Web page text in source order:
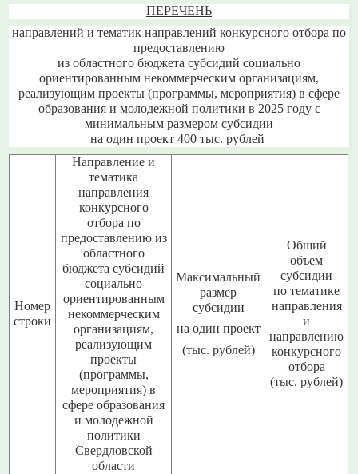
ПЕРЕЧЕНЬ
направлений и тематик направлений конкурсного отбора по
предоставлению
из областного бюджета субсидий социально
ориентированным некоммерческим организациям,
реализующим проекты (программы, мероприятия) в сфере
образования и молодежной политики в 2025 году с
минимальным размером субсидии
на один проект 400 тыс. рублей
Номер
строки
Направление и
тематика
направления
конкурсного
отбора по
предоставлению из
областного
бюджета субсидий
социально
ориентированным
некоммерческим
организациям,
реализующим
проекты
(программы,
мероприятия) в
сфере образования
и молодежной
политики
Свердловской
области
Максимальный
размер
субсидии
на один проект
(тыс. рублей)
Общий
объем
субсидии
по тематике
направления
и
направлению
конкурсного
отбора
(тыс. рублей)